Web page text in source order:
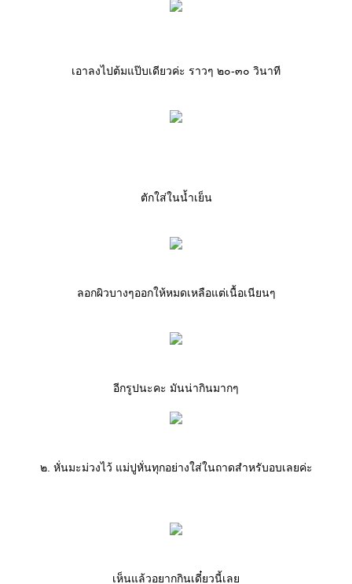
เอาลงไปต้มแป๊บเดียวค่ะ ราวๆ ๒๐-๓๐ วินาที
ตักใส่ในน้ำเย็น
ลอกผิวบางๆออกให้หมดเหลือแต่เนื้อเนียนๆ
อีกรูปนะคะ มันน่ากินมากๆ
๒. หั่นมะม่วงไว้ แม่ปูหั่นทุกอย่างใส่ในถาดสำหรับอบเลยค่ะ
เห็นแล้วอยากกินเดี๋ยวนี้เล